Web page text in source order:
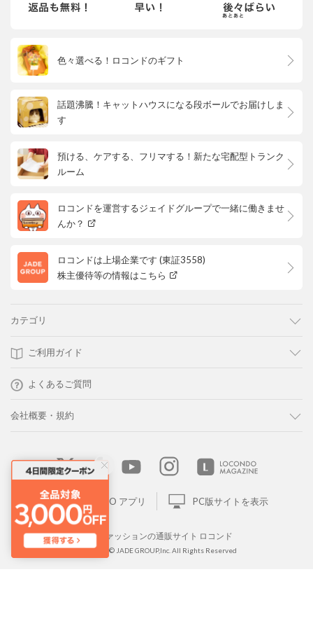
色々選べる！ロコンドのギフト
話題沸騰！キャットハウスになる段ボールでお届けしま
す
預ける、ケアする、フリマする！新たな宅配型トランク
ルーム
ロコンドを運営するジェイドグループで一緒に働きませ
んか？
ロコンドは上場企業です (東証3558)
株主優待等の情報はこちら
カテゴリ
ご利用ガイド
よくあるご質問
会社概要・規約
LOCONDO アプリ PC版サイトを表示
靴とファッションの通販サイト ロコンド
Copyright © JADE GROUP,Inc. All Rights Reserved